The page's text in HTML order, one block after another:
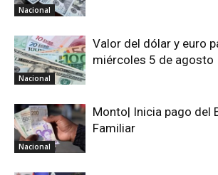
Nacional
Nacional
Valor del dólar y euro
miércoles 5 de agosto
Nacional
Monto| Inicia pago del
Familiar